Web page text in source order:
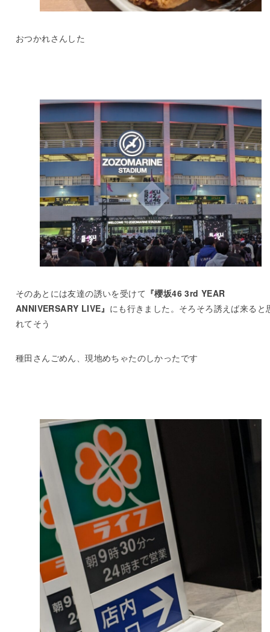
おつかれさんした
そのあとには友達の誘いを受けて 『櫻坂46 3rd YEAR
ANNIVERSARY LIVE』 にも行きました。そろそろ誘えば来ると
れてそう
種田さんごめん、現地めちゃたのしかったです